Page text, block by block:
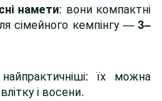
намети: вони компактні
сімейного кемпінгу — 3–
їх можна
і восени.